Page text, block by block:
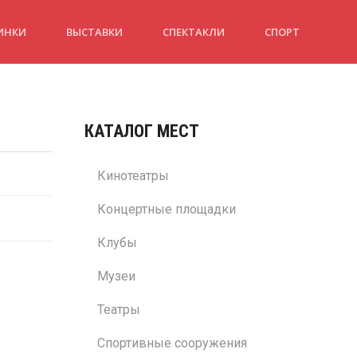
ВЫСТАВКИ СПЕКТАКЛИ СПОРТ
КАТАЛОГ МЕСТ
Кинотеатры
Концертные площадки
Клубы
Музеи
Театры
Спортивные сооружения